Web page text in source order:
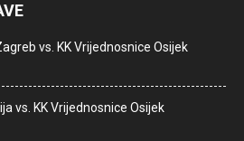
vs. KK Vrijednosnice Osijek
vs. KK Vrijednosnice Osijek